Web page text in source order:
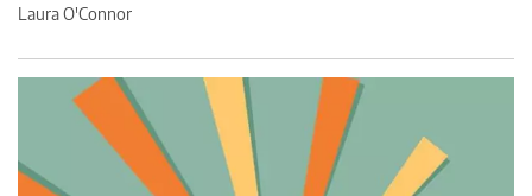
Laura O'Connor